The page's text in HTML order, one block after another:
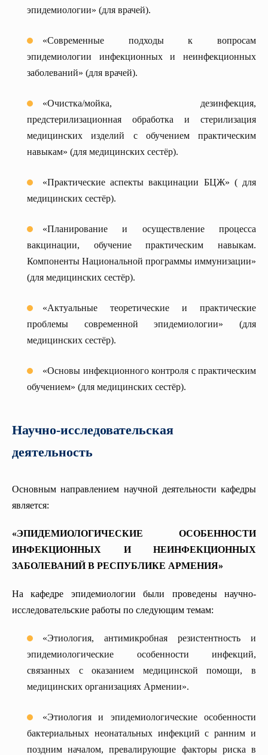
эпидемиологии» (для врачей).
«Современные подходы к вопросам
эпидемиологии инфекционных и неинфекционных
заболеваний» (для врачей).
«Очистка/мойка, дезинфекция,
предстерилизационная обработка и стерилизация
медицинских изделий с обучением практическим
навыкам» (для медицинских сестёр).
«Практические аспекты вакцинации БЦЖ» ( для
медицинских сестёр).
«Планирование и осуществление процесса
вакцинации, обучение практическим навыкам.
Компоненты Национальной программы иммунизации»
(для медицинских сестёр).
«Актуальные теоретические и практические
проблемы современной эпидемиологии» (для
медицинских сестёр).
«Основы инфекционного контроля с практическим
обучением» (для медицинских сестёр).
Научно-исследовательская
деятельность
Основным направлением научной деятельности кафедры
является:
«ЭПИДЕМИОЛОГИЧЕСКИЕ ОСОБЕННОСТИ
ИНФЕКЦИОННЫХ И НЕИНФЕКЦИОННЫХ
ЗАБОЛЕВАНИЙ В РЕСПУБЛИКЕ АРМЕНИЯ»
На кафедре эпидемиологии были проведены научно-
исследовательские работы по следующим темам:
«Этиология, антимикробная резистентность и
эпидемиологические особенности инфекций,
связанных с оказанием медицинской помощи, в
медицинских организациях Армении».
«Этиология и эпидемиологические особенности
бактериальных неонатальных инфекций с ранним и
поздним началом, превалирующие факторы риска в